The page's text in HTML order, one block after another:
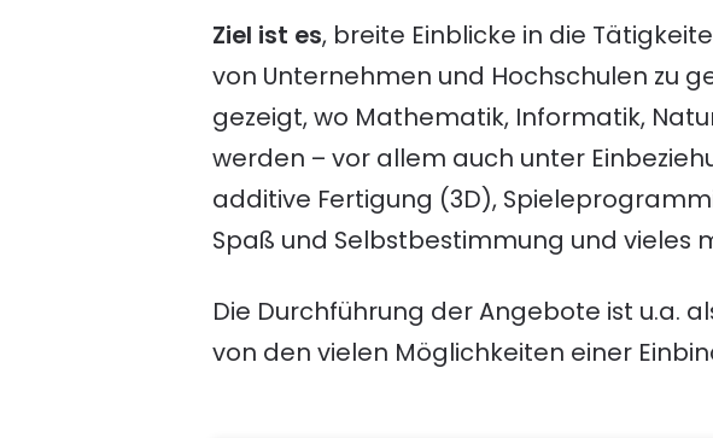
Ziel ist es, breite Einblicke in die
von Unternehmen und Hochschulen zu
gezeigt, wo Mathematik, Informatik,
werden – vor allem auch unter
additive Fertigung (3D),
Spaß und Selbstbestimmung und vieles
Die Durchführung der Angebote ist u.a.
von den vielen Möglichkeiten einer